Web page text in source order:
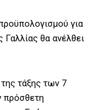
για
Γαλλίας θα ανέλθει
τάξης των 7
πρόσθετη